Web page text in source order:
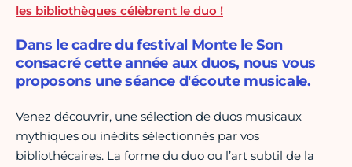
les bibliothèques célèbrent le duo !
Dans le cadre du festival Monte le Son
consacré cette année aux duos, nous vous
proposons une séance d'écoute musicale.
Venez découvrir, une sélection de duos musicaux
mythiques ou inédits sélectionnés par vos
bibliothécaires. La forme du duo ou l’art subtil de la